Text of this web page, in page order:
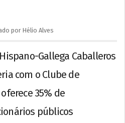
por Hélio Alves
Gallega Caballeros
com o Clube de
35% de
públicos